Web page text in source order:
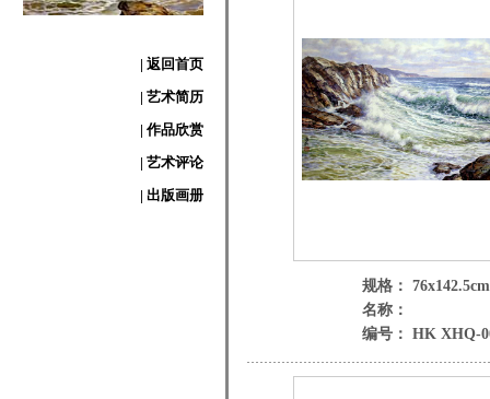
| 返回首页
| 艺术简历
| 作品欣赏
| 艺术评论
| 出版画册
规格： 76x142.5cm
名称：
编号： HK XHQ-